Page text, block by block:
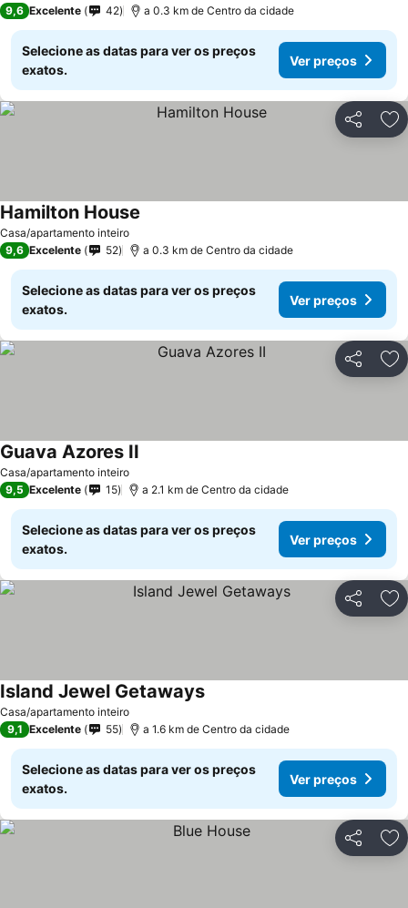
9,6 Excelente 42 a 0.3 km de Centro da cidade
Selecione as datas para ver os preços
exatos.
Ver preços
Partilhar
Casa/apartamento inteiro
Hamilton House
9,6 Excelente 52 a 0.3 km de Centro da cidade
Selecione as datas para ver os preços
exatos.
Ver preços
Partilhar
Casa/apartamento inteiro
Guava Azores II
9,5 Excelente 15 a 2.1 km de Centro da cidade
Selecione as datas para ver os preços
exatos.
Ver preços
Partilhar
Casa/apartamento inteiro
Island Jewel Getaways
9,1 Excelente 55 a 1.6 km de Centro da cidade
Selecione as datas para ver os preços
exatos.
Ver preços
Partilhar